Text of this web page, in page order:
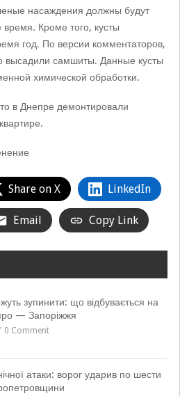
насаждения должны будут
время. Кроме того, кусты
год. По версии комментаторов,
высадили самшиты. Данные кусты
химической обработки.
в Днепре демонтировали
Share on X LinkedIn
Email Copy Link
зупинити: що відбувається на
— Запоріжжя
0 Comment
атаки: ворог ударив по шести